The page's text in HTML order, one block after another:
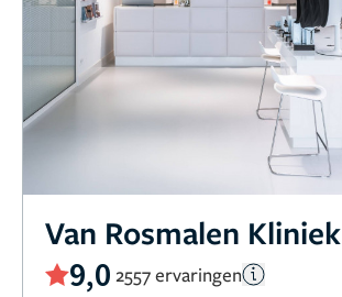
Van Rosmalen Kliniek
9,0 2557 ervaringen